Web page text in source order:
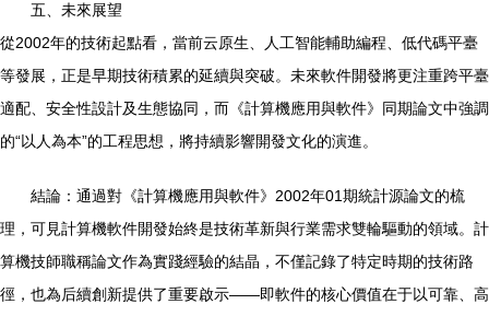
五、未來展望
從2002年的技術起點看，當前云原生、人工智能輔助編程、低代碼平臺
等發展，正是早期技術積累的延續與突破。未來軟件開發將更注重跨平臺
適配、安全性設計及生態協同，而《計算機應用與軟件》同期論文中強調
的“以人為本”的工程思想，將持續影響開發文化的演進。
結論：通過對《計算機應用與軟件》2002年01期統計源論文的梳
理，可見計算機軟件開發始終是技術革新與行業需求雙輪驅動的領域。計
算機技師職稱論文作為實踐經驗的結晶，不僅記錄了特定時期的技術路
徑，也為后續創新提供了重要啟示——即軟件的核心價值在于以可靠、高